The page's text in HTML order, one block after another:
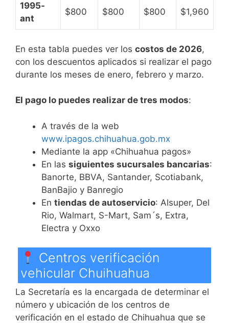
1995-
ant
$800 $800 $800 $1,960
En esta tabla puedes ver los costos de 2026,
con los descuentos aplicados si realizar el pago
durante los meses de enero, febrero y marzo.
El pago lo puedes realizar de tres modos:
A través de la web
www.ipagos.chihuahua.gob.mx
Mediante la app «Chihuahua pagos»
En las siguientes sucursales bancarias:
Banorte, BBVA, Santander, Scotiabank,
BanBajio y Banregio
En tiendas de autoservicio: Alsuper, Del
Rio, Walmart, S-Mart, Sam´s, Extra,
Electra y Oxxo
Centros verificación
vehicular Chuihuahua
La Secretaría es la encargada de determinar el
número y ubicación de los centros de
verificación en el estado de Chihuahua que se